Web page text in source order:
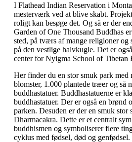
I Flathead Indian Reservation i
mesterværk ved at blive skabt.
roligt kan besøge det. Og så er der
Garden of One Thousand Buddhas
sted, på tværs af mange religioner og
på den vestlige halvkugle. Det er
center for Nyigma School of Tibetan
Her finder du en stor smuk park med
blomster, 1.000 plantede træer og så
buddhastatuer. Buddhastatuerne er
buddhastatuer. Der er også en brønd
parken. Desuden er der en smuk stor
Dharmacakra. Dette er et centralt
buddhismen og symboliserer flere
cyklus med fødsel, død og genfødsel.